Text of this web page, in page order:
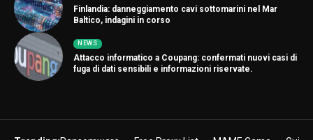
Finlandia: danneggiamento cavi sottomarini nel Mar
Baltico, indagini in corso
NEWS
Attacco informatico a Coupang: confermati nuovi casi di
fuga di dati sensibili e informazioni riservate.